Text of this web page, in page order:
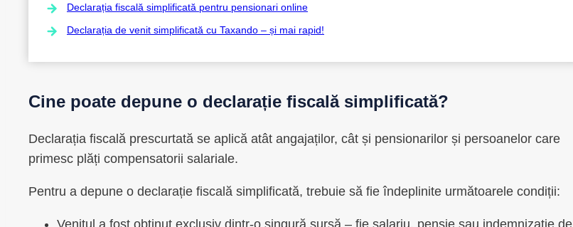
Declarația fiscală simplificată pentru pensionari online
Declarația de venit simplificată cu Taxando – și mai rapid!
Cine poate depune o declarație fiscală simplificată?
Declarația fiscală prescurtată se aplică atât angajaților, cât și pensionarilor și persoanelor care
primesc plăți compensatorii salariale.
Pentru a depune o declarație fiscală simplificată, trebuie să fie îndeplinite următoarele condiții:
Venitul a fost obținut exclusiv dintr-o singură sursă – fie salariu, pensie sau indemnizație de